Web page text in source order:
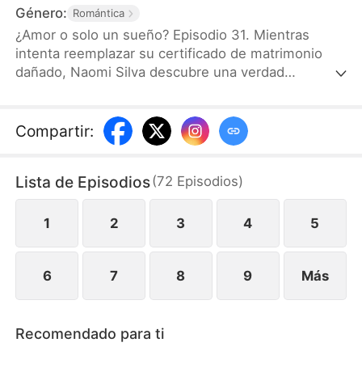
Género: Romántica
¿Amor o solo un sueño? Episodio 31. Mientras
intenta reemplazar su certificado de matrimonio
dañado, Naomi Silva descubre una verdad
Gloria Quiroz. Decidida a marcharse, se ve obligada
a quedarse hasta que terminen de gestionar su
exasperantes con él. Para cuando Enzo empieza a
arrepentirse de haberla perdido, Naomi ya ha
seguido adelante con alguien más.
Compartir:
Lista de Episodios(72 Episodios)
1 2 3 4 5
6 7 8 9 Más
Recomendado para ti